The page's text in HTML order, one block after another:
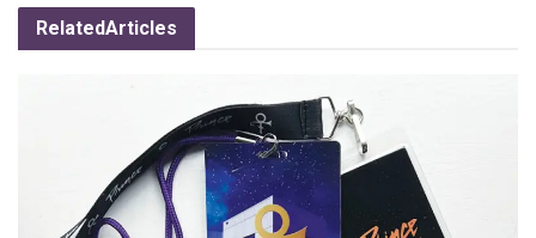
RelatedArticles